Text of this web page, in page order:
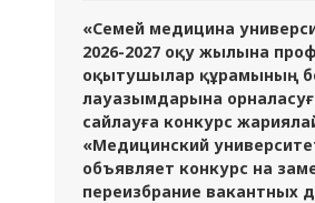
«Семей медицина
2026-2027 оқу жылына
оқытушылар құрамының
лауазымдарына
сайлауға конкурс
«Медицинский
объявляет конкурс на
переизбрание вакантных